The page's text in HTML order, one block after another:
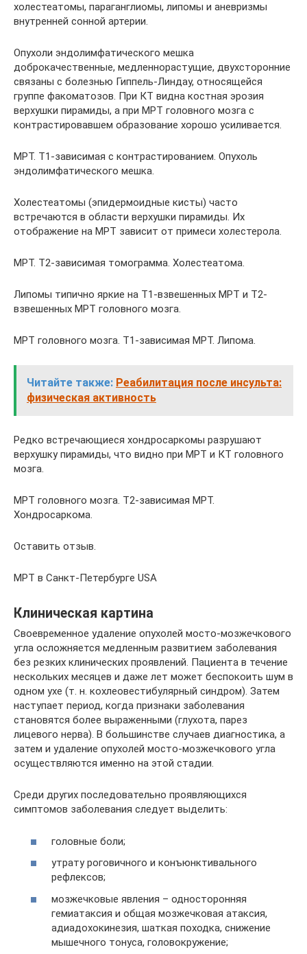
холестеатомы, параганглиомы, липомы и аневризмы
внутренней сонной артерии.
Опухоли эндолимфатического мешка
доброкачественные, медленнорастущие, двухсторонние
связаны с болезнью Гиппель-Линдау, относящейся
группе факоматозов. При КТ видна костная эрозия
верхушки пирамиды, а при МРТ головного мозга с
контрастировавшем образование хорошо усиливается.
МРТ. Т1-зависимая с контрастированием. Опухоль
эндолимфатического мешка.
Холестеатомы (эпидермоидные кисты) часто
встречаются в области верхушки пирамиды. Их
отображение на МРТ зависит от примеси холестерола.
МРТ. Т2-зависимая томограмма. Холестеатома.
Липомы типично яркие на Т1-взвешенных МРТ и Т2-
взвешенных МРТ головного мозга.
МРТ головного мозга. Т1-зависимая МРТ. Липома.
Читайте также: Реабилитация после инсульта:
физическая активность
Редко встречающиеся хондросаркомы разрушают
верхушку пирамиды, что видно при МРТ и КТ головного
мозга.
МРТ головного мозга. Т2-зависимая МРТ.
Хондросаркома.
Оставить отзыв.
МРТ в Санкт-Петербурге USA
Клиническая картина
Своевременное удаление опухолей мосто-мозжечкового
угла осложняется медленным развитием заболевания
без резких клинических проявлений. Пациента в течение
нескольких месяцев и даже лет может беспокоить шум в
одном ухе (т. н. кохлеовестибулярный синдром). Затем
наступает период, когда признаки заболевания
становятся более выраженными (глухота, парез
лицевого нерва). В большинстве случаев диагностика, а
затем и удаление опухолей мосто-мозжечкового угла
осуществляются именно на этой стадии.
Среди других последовательно проявляющихся
симптомов заболевания следует выделить:
головные боли;
утрату роговичного и конъюнктивального
рефлексов;
мозжечковые явления – односторонняя
гемиатаксия и общая мозжечковая атаксия,
адиадохокинезия, шаткая походка, снижение
мышечного тонуса, головокружение;